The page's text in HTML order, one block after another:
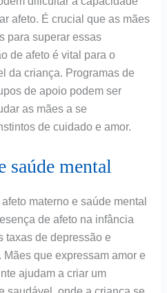
afeto. É crucial que as mães
para superar essas
de afeto é vital para o
da criança. Programas de
de apoio podem ser
as mães a se
de cuidado e amor.
saúde mental
materno e saúde mental
de afeto na infância
taxas de depressão e
que expressam amor e
ajudam a criar um